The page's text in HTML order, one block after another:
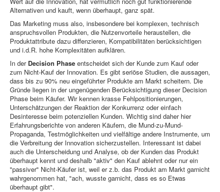
Alternativen und kauft, wenn überhaupt, ganz spät.
Das Marketing muss also, insbesondere bei komplexen, technisch
anspruchsvollen Produkten, die Nutzenvorteile heraustellen, die
Produktattribute dazu diffenzieren, Kompatibilitäten berücksichtigen
und i.d.R. hohe Komplexitäten aufklären.
In der Decision Phase entscheidet sich der Kunde zum Kauf oder
zum Nicht-Kauf der Innovation. Es gibt seriöse Studien, die aussagen,
dass bis zu 90% neu eingeführter Produkte am Markt scheitern. Die
Gründe liegen in der ungenügenden Berücksichtigung dieser Decision
Phase beim Käufer. Wir kennen krasse Fehlpositionierungen,
Unterschätzungen der Reaktion der Konkurrenz oder einfach
Desinteresse beim potenziellen Kunden. Wichtig sind daher hier
Erfahrungsberichte von anderen Käufern, die Mund-zu-Mund-
Propaganda, Testmöglichkeiten und vielfältige andere Instrumente, um
die Verbreitung der Innovation sicherzustellen. Interessant ist dabei
auch die Unterscheidung und Analyse, ob der Kunden das Produkt
überhaupt kennt und deshalb "aktiv" den Kauf ablehnt oder nur ein
"passiver" Nicht-Käufer ist, weil er z.b. das Produkt am Markt garnicht
wahrgenommen hat, "ach, wusste garnicht, dass es so Etwas
überhaupt gibt".